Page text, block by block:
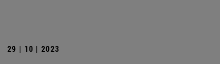
29 | 10 | 2023